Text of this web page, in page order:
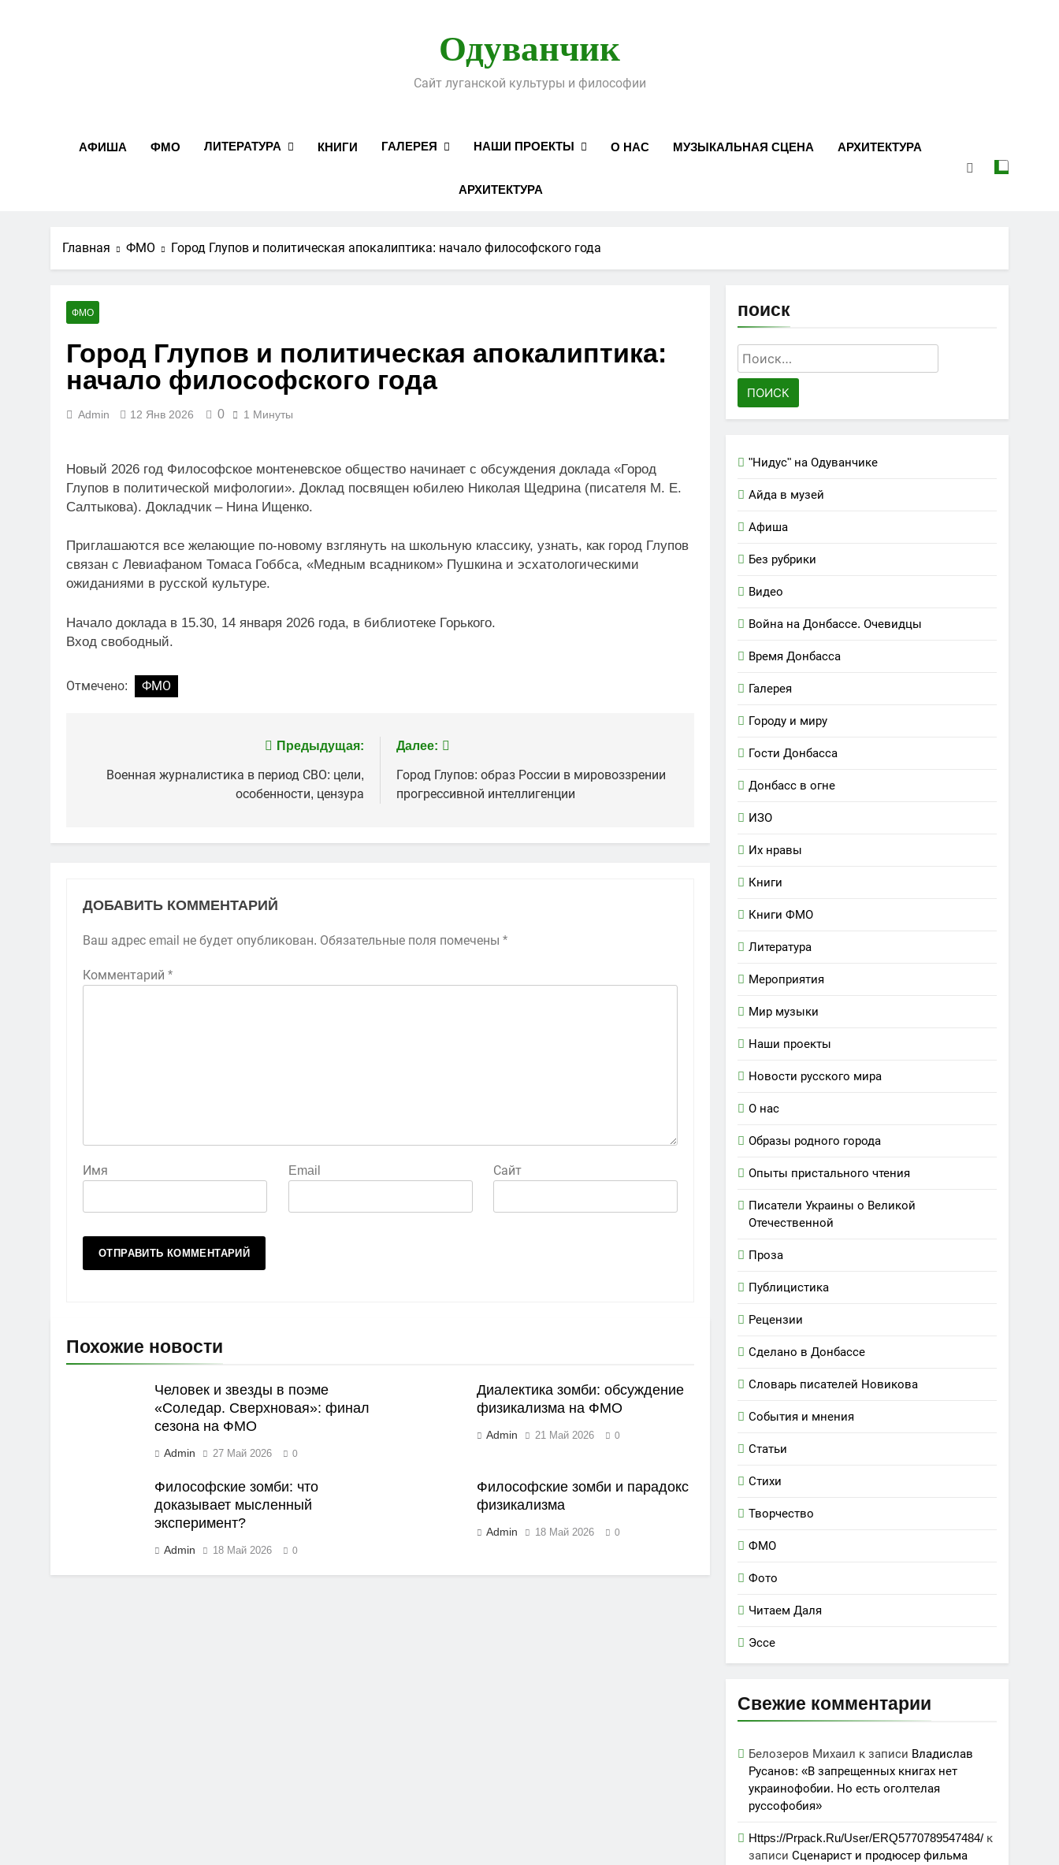
Одуванчик
Сайт луганской культуры и философии
АФИША ФМО ЛИТЕРАТУРА КНИГИ ГАЛЕРЕЯ НАШИ ПРОЕКТЫ О НАС МУЗЫКАЛЬНАЯ СЦЕНА АРХИТЕКТУРА
АРХИТЕКТУРА
Главная ФМО Город Глупов и политическая апокалиптика: начало философского года
ФМО
Город Глупов и политическая апокалиптика:
начало философского года
Admin 12 Янв 2026 0 1 Минуты
Новый 2026 год Философское монтеневское общество начинает с обсуждения доклада «Город
Глупов в политической мифологии». Доклад посвящен юбилею Николая Щедрина (писателя М. Е.
Салтыкова). Докладчик – Нина Ищенко.
Приглашаются все желающие по-новому взглянуть на школьную классику, узнать, как город Глупов
связан с Левиафаном Томаса Гоббса, «Медным всадником» Пушкина и эсхатологическими
ожиданиями в русской культуре.
Начало доклада в 15.30, 14 января 2026 года, в библиотеке Горького.
Вход свободный.
Отмечено: ФМО
Предыдущая:
Военная журналистика в период СВО: цели,
особенности, цензура
Далее:
Город Глупов: образ России в мировоззрении
прогрессивной интеллигенции
ДОБАВИТЬ КОММЕНТАРИЙ
Ваш адрес email не будет опубликован. Обязательные поля помечены *
Комментарий *
Имя Email Сайт
Похожие новости
Человек и звезды в поэме
«Соледар. Сверхновая»: финал
сезона на ФМО
Admin 27 Май 2026 0
Диалектика зомби: обсуждение
физикализма на ФМО
Admin 21 Май 2026 0
Философские зомби: что
доказывает мысленный
эксперимент?
Admin 18 Май 2026 0
Философские зомби и парадокс
физикализма
Admin 18 Май 2026 0
поиск
Найти:
"Нидус" на Одуванчике
Айда в музей
Афиша
Без рубрики
Видео
Война на Донбассе. Очевидцы
Время Донбасса
Галерея
Городу и миру
Гости Донбасса
Донбасс в огне
ИЗО
Их нравы
Книги
Книги ФМО
Литература
Мероприятия
Мир музыки
Наши проекты
Новости русского мира
О нас
Образы родного города
Опыты пристального чтения
Писатели Украины о Великой
Отечественной
Проза
Публицистика
Рецензии
Сделано в Донбассе
Словарь писателей Новикова
События и мнения
Статьи
Стихи
Творчество
ФМО
Фото
Читаем Даля
Эссе
Свежие комментарии
Белозеров Михаил к записи Владислав
Русанов: «В запрещенных книгах нет
украинофобии. Но есть оголтелая
руссофобия»
Https://Prpack.Ru/User/ERQ5770789547484/ к
записиСценарист и продюсер фильма